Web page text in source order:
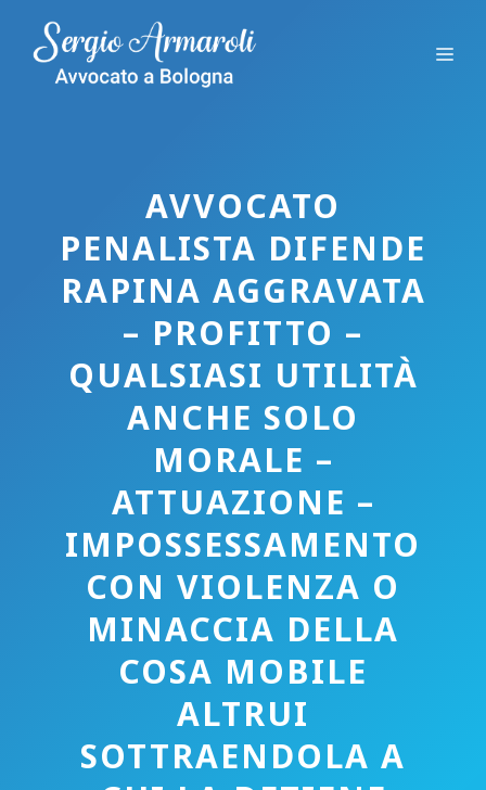
contenuto
AVVOCATO
PENALISTA DIFENDE
RAPINA AGGRAVATA
– PROFITTO –
QUALSIASI UTILITÀ
ANCHE SOLO
MORALE –
ATTUAZIONE –
IMPOSSESSAMENTO
CON VIOLENZA O
MINACCIA DELLA
COSA MOBILE
ALTRUI
SOTTRAENDOLA A